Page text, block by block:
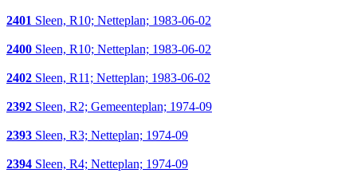
2401 Sleen, R10; Netteplan; 1983-06-02
2400 Sleen, R10; Netteplan; 1983-06-02
2402 Sleen, R11; Netteplan; 1983-06-02
2392 Sleen, R2; Gemeenteplan; 1974-09
2393 Sleen, R3; Netteplan; 1974-09
2394 Sleen, R4; Netteplan; 1974-09